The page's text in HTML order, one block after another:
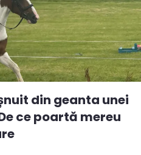
din geanta unei
ce poartă mereu